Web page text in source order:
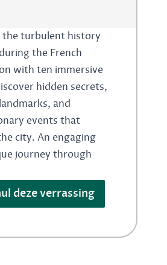
the turbulent history
the French
with ten immersive
hidden secrets,
and
events that
city. An engaging
journey through
deze verrassing